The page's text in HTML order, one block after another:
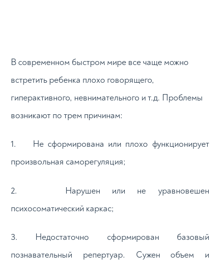
В современном быстром мире все чаще можно
встретить ребенка плохо говорящего,
гиперактивного, невнимательного и т.д. Проблемы
возникают по трем причинам:
1. Не сформирована или плохо функционирует
произвольная саморегуляция;
2. Нарушен или не уравновешен
психосоматический каркас;
3. Недостаточно сформирован базовый
познавательный репертуар. Сужен объем и